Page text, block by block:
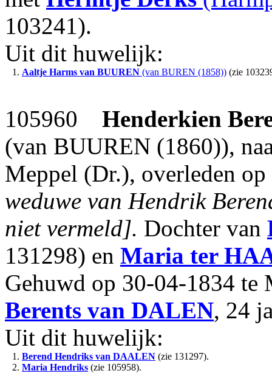
103241).
Uit dit huwelijk:
1. Aaltje Harms van BUUREN (van BUREN (1858)) (zie
105960 Henderkien
(van BUUREN (1860)),
Meppel (Dr.), overleden
weduwe van Hendrik
niet vermeld]. Dochter van
131298) en Maria ter
Gehuwd op 30-04-1834
Berents van DALEN, 24
Uit dit huwelijk:
1. Berend Hendriks van DAALEN (zie 131297).
2. Maria Hendriks (zie 105958).